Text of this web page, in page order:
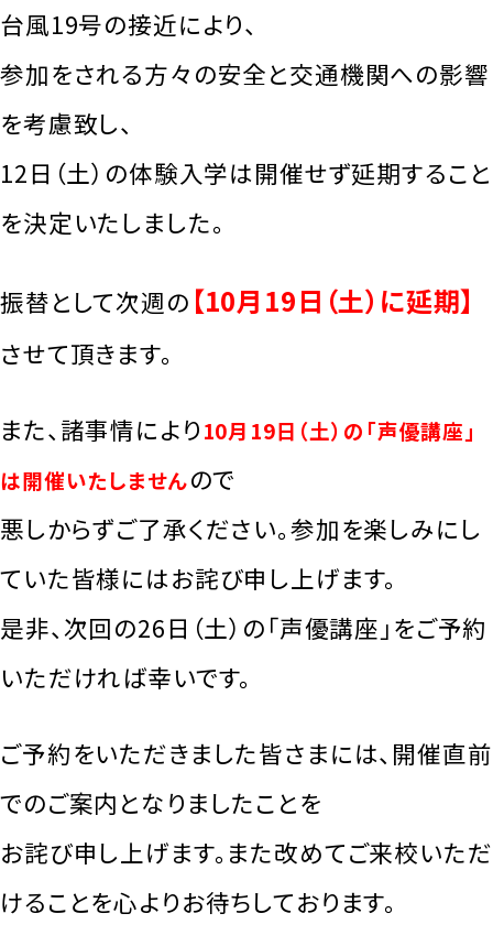
台風19号の接近により、
参加をされる方々の安全と交通機関への影響
を考慮致し、
12日（土）の体験入学は開催せず延期すること
を決定いたしました。
振替として次週の 【10月19日（土）に延期】
させて頂きます。
また、諸事情により10月19日（土）の「声優講座」
は開催いたしませんので
悪しからずご了承ください。参加を楽しみにし
ていた皆様にはお詫び申し上げます。
是非、次回の26日（土）の「声優講座」をご予約
いただければ幸いです。
ご予約をいただきました皆さまには、開催直前
でのご案内となりましたことを
お詫び申し上げます。また改めてご来校いただ
けることを心よりお待ちしております。